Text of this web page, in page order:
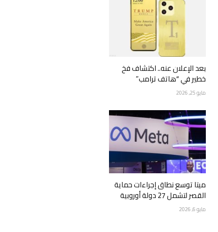
بعد الإعلان عنه.. اكتشاف فخ
خطير في “هاتف ترامب”
مايو 25, 2026
ميتا توسع نطاق إجراءات حماية
القصر لتشمل 27 دولة أوروبية
مايو 6, 2026